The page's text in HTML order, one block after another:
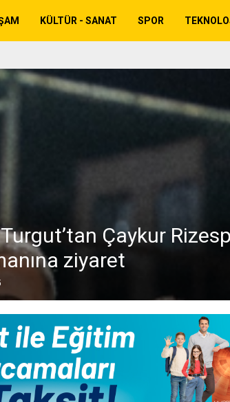
KÜLTÜR - SANAT SPOR
Çaykur
ziyaret